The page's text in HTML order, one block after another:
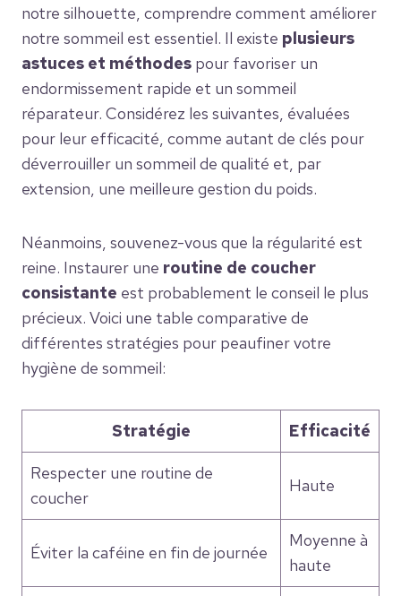
notre silhouette, comprendre comment améliorer
notre sommeil est essentiel. Il existe plusieurs
astuces et méthodes pour favoriser un
endormissement rapide et un sommeil
réparateur. Considérez les suivantes, évaluées
pour leur efficacité, comme autant de clés pour
déverrouiller un sommeil de qualité et, par
extension, une meilleure gestion du poids.
Néanmoins, souvenez-vous que la régularité est
reine. Instaurer une routine de coucher
consistante est probablement le conseil le plus
précieux. Voici une table comparative de
différentes stratégies pour peaufiner votre
hygiène de sommeil:
Stratégie Efficacité
Respecter une routine de
coucher
Haute
Éviter la caféine en fin de journée
Moyenne à
haute